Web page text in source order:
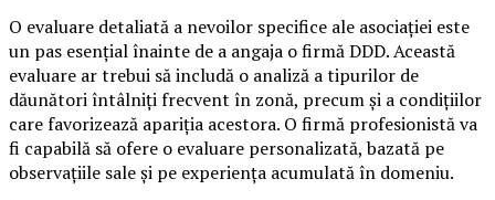
O evaluare detaliată a nevoilor specifice ale asociației este
un pas esențial înainte de a angaja o firmă DDD. Această
evaluare ar trebui să includă o analiză a tipurilor de
dăunători întâlniți frecvent în zonă, precum și a condițiilor
care favorizează apariția acestora. O firmă profesionistă va
fi capabilă să ofere o evaluare personalizată, bazată pe
observațiile sale și pe experiența acumulată în domeniu.